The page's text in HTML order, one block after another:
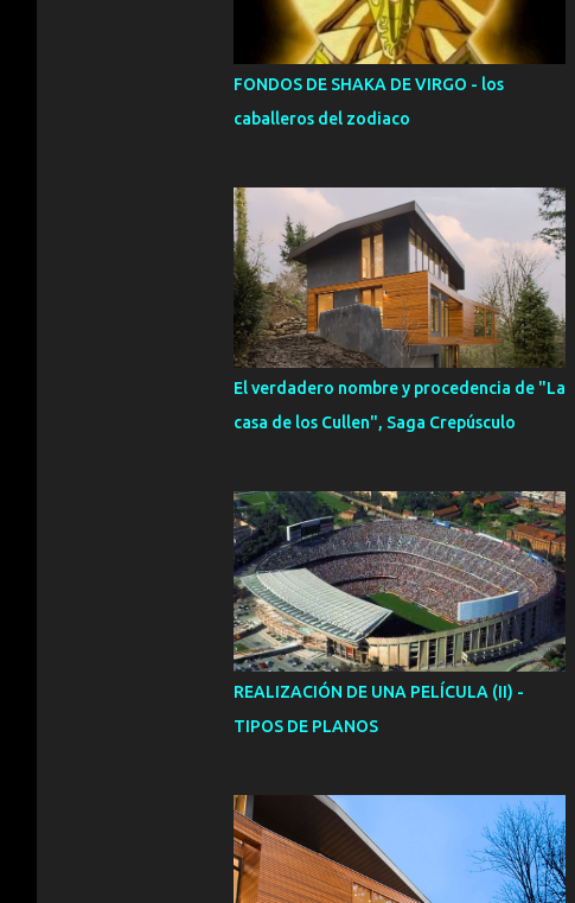
FONDOS DE SHAKA DE VIRGO - los
caballeros del zodiaco
El verdadero nombre y procedencia de "La
casa de los Cullen", Saga Crepúsculo
REALIZACIÓN DE UNA PELÍCULA (II) -
TIPOS DE PLANOS